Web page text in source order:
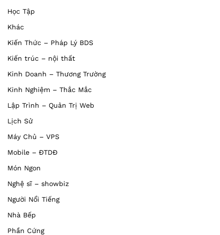
Học Tập
Khác
Kiến Thức – Pháp Lý BDS
Kiến trúc – nội thất
Kinh Doanh – Thương Trường
Kinh Nghiệm – Thắc Mắc
Lập Trình – Quản Trị Web
Lịch Sử
Máy Chủ – VPS
Mobile – ĐTDĐ
Món Ngon
Nghệ sĩ – showbiz
Người Nổi Tiếng
Nhà Bếp
Phần Cứng